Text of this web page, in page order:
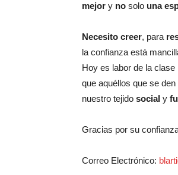
mejor y no solo una
Necesito creer, para
la confianza está
Hoy es labor de la
que aquéllos que se den
nuestro tejido social y
Gracias por su
Correo Electrónico: